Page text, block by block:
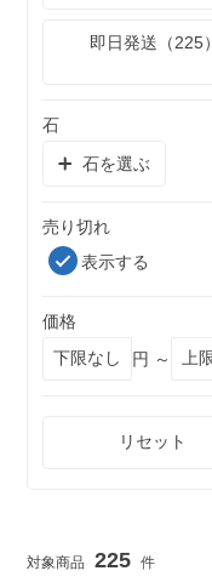
即日発送（225）
石
石を選ぶ
売り切れ
表示する
価格
円 ～
リセット
225